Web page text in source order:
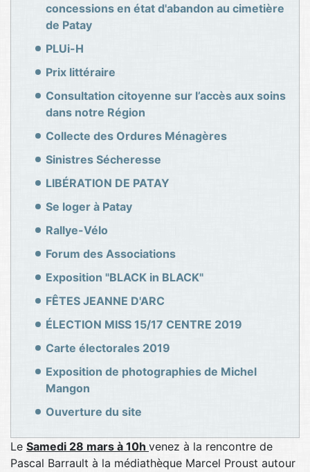
concessions en état d'abandon au cimetière
de Patay
PLUi-H
Prix littéraire
Consultation citoyenne sur l’accès aux soins
dans notre Région
Collecte des Ordures Ménagères
Sinistres Sécheresse
LIBÉRATION DE PATAY
Se loger à Patay
Rallye-Vélo
Forum des Associations
Exposition "BLACK in BLACK"
FÊTES JEANNE D'ARC
ÉLECTION MISS 15/17 CENTRE 2019
Carte électorales 2019
Exposition de photographies de Michel
Mangon
Ouverture du site
Le Samedi 28 mars à 10h venez à la rencontre de
Pascal Barrault à la médiathèque Marcel Proust autour